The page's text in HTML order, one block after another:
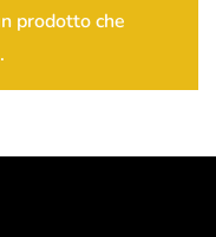
prodotto che